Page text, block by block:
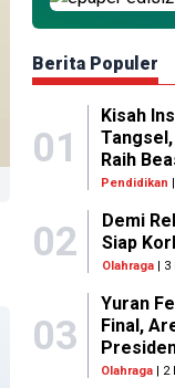
Berita Populer
01
Kisah
Raih
Pendidikan
02
Demi
Siap
Olahraga| 3
03
Yuran
Final,
Olahraga |